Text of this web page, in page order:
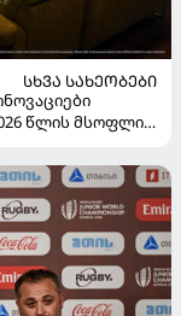
ᲡᲮᲕᲐ ᲡᲐᲮᲔᲝᲑᲔᲑᲘ
წლის მსოფლიო